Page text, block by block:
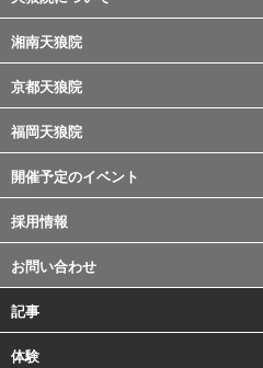
湘南天狼院
京都天狼院
福岡天狼院
開催予定のイベント
採用情報
お問い合わせ
記事
体験